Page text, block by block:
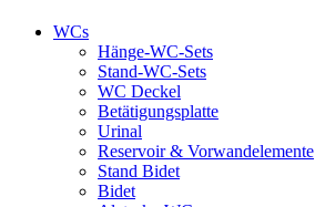
WCs
Hänge-WC-Sets
Stand-WC-Sets
WC Deckel
Betätigungsplatte
Urinal
Reservoir & Vorwandelemente
Stand Bidet
Bidet